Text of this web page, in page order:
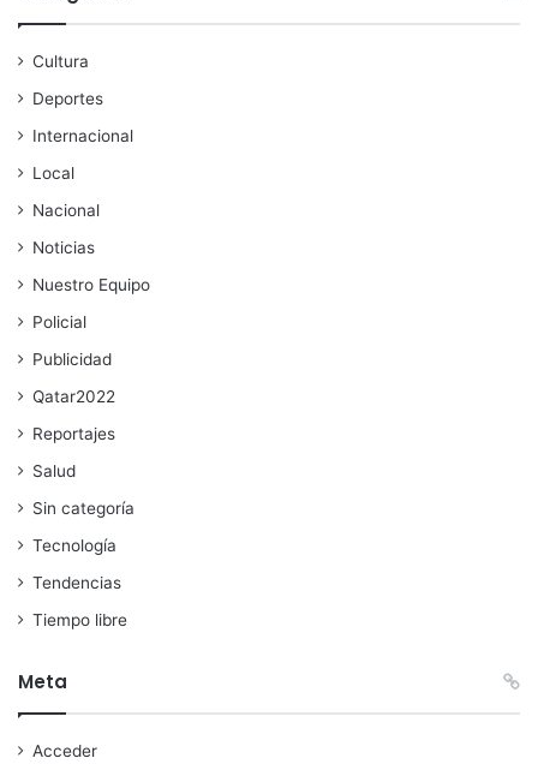
Cultura
Deportes
Internacional
Local
Nacional
Noticias
Nuestro Equipo
Policial
Publicidad
Qatar2022
Reportajes
Salud
Sin categoría
Tecnología
Tendencias
Tiempo libre
Meta
Acceder